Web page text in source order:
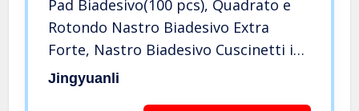
Pad Biadesivo(100 pcs), Quadrato e
Rotondo Nastro Biadesivo Extra
Forte, Nastro Biadesivo Cuscinetti in
Schiuma Adesivo Nero
Jingyuanli